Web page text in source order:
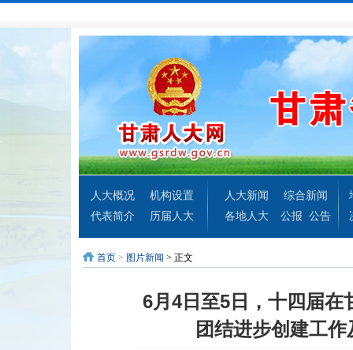
人大概况
机构设置
代表简介
历届人大
人大新闻
综合新闻
各地人大
公报 公告
首页 > 图片新闻 > 正文
6月4日至5日，十四届
团结进步创建工